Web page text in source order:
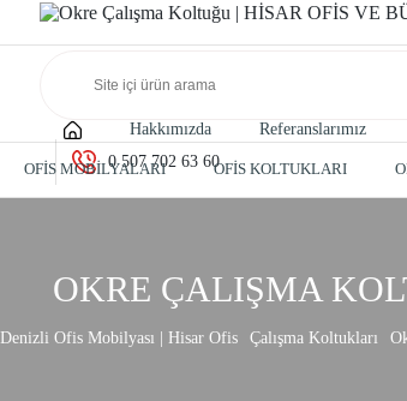
Hakkımızda Referanslarımız
0 507 702 63 60
OFİS MOBİLYALARI OFİS KOLTUKLARI
OKRE ÇALIŞMA
Denizli Ofis Mobilyası | Hisar Ofis Çalışma Koltukları